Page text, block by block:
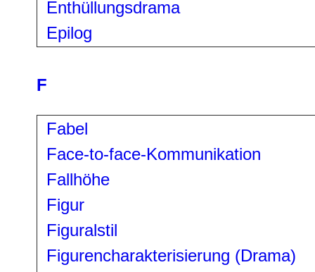
Enthüllungsdrama
Epilog
F
Fabel
Face-to-face-Kommunikation
Fallhöhe
Figur
Figuralstil
Figurencharakterisierung (Drama)